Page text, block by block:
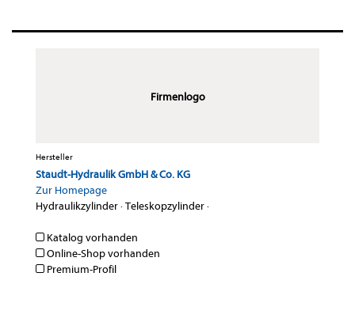
Firmenlogo
Hersteller
Staudt-Hydraulik GmbH & Co. KG
Zur Homepage
Hydraulikzylinder·Teleskopzylinder·
Katalog vorhanden
Online-Shop vorhanden
Premium-Profil